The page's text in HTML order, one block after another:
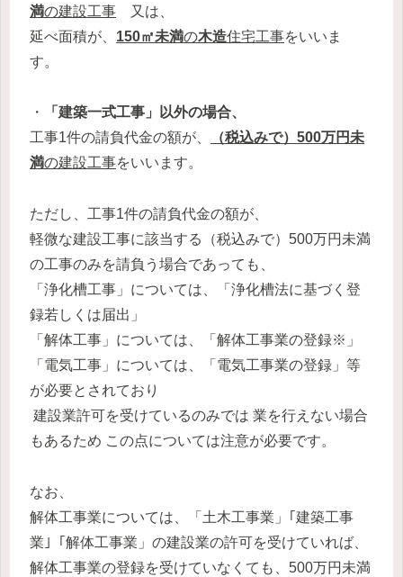
満の建設工事 又は、
延べ面積が、 150㎡未満の木造住宅工事をいいま
す。
・
「建築一式工事」以外の場合、
工事1件の請負代金の額が、
（税込みで）500万円未
満の建設工事をいいます。
ただし、工事1件の請負代金の額が、
軽微な建設工事に該当する（税込みで）500万円未満
の工事のみを請負う場合であっても、
「浄化槽工事」については、「浄化槽法に基づく登
録若しくは届出」
「解体工事」については、「解体工事業の登録※」
「電気工事」については、「電気工事業の登録」等
が必要とされており
建設業許可を受けているのみでは 業を行えない場合
もあるため この点については注意が必要です。
なお、
解体工事業については、「土木工事業」｢建築工事
業｣「解体工事業」の建設業の許可を受けていれば、
解体工事業の登録を受けていなくても、500万円未満